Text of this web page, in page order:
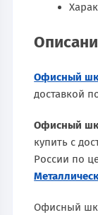
Офисный
доставкой
Офисный
купить с
России по
Офисный